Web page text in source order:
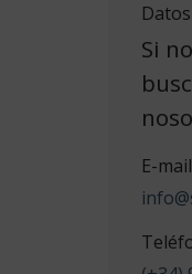
Si
E-